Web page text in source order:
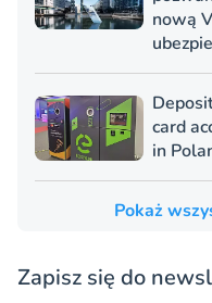
nową
card
in
Pokaż
Zapisz się do